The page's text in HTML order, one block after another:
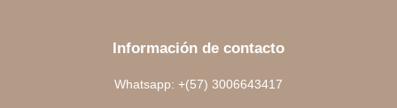
Información de contacto
Whatsapp: +(57) 3006643417